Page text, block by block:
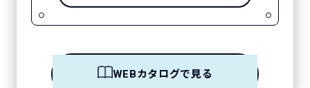
WEBカタログで見る